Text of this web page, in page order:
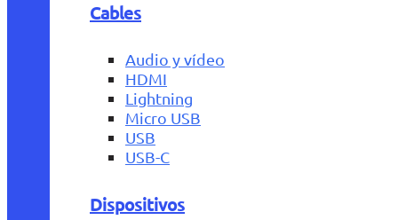
Cables
Audio y vídeo
HDMI
Lightning
Micro USB
USB
USB-C
Dispositivos